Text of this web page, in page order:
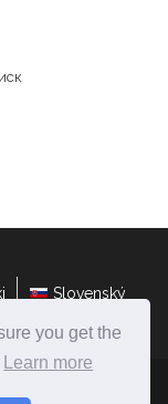
you get the
Learn more
Slovenský